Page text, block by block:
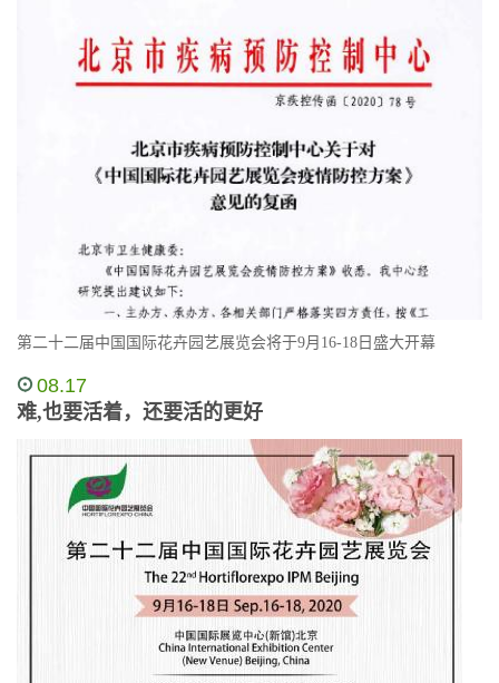
第二十二届中国国际花卉园艺展览会将于9月16-18日盛大开幕
08.17
难,也要活着，还要活的更好